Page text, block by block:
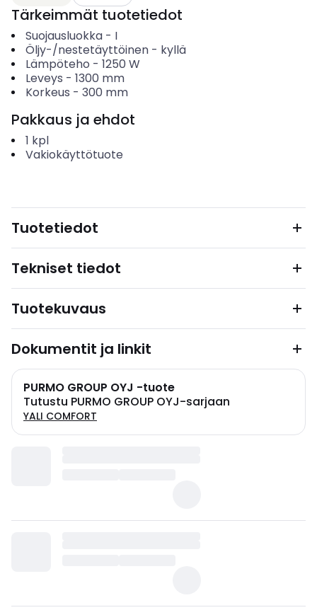
Tärkeimmät tuotetiedot
Suojausluokka- I
Öljy-/nestetäyttöinen- kyllä
Lämpöteho - 1250 W
Leveys - 1300 mm
Korkeus - 300 mm
Pakkaus ja ehdot
1 kpl
Vakiokäyttötuote
Tuotetiedot
Tekniset tiedot
Tuotekuvaus
Dokumentit ja linkit
PURMO GROUP OYJ -tuote
Tutustu PURMO GROUP OYJ-sarjaan
YALI COMFORT